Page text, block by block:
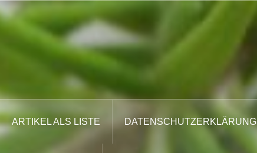
Inhalt
ARTIKEL ALS LISTE DATENSCHUTZERKLÄRUNG